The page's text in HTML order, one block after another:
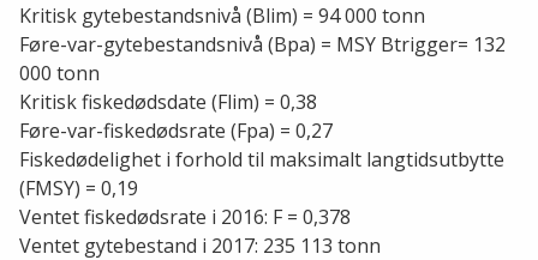
Kritisk gytebestandsnivå (Blim) = 94 000 tonn
Føre-var-gytebestandsnivå (Bpa) = MSY Btrigger= 132
000 tonn
Kritisk fiskedødsdate (Flim) = 0,38
Føre-var-fiskedødsrate (Fpa) = 0,27
Fiskedødelighet i forhold til maksimalt langtidsutbytte
(FMSY) = 0,19
Ventet fiskedødsrate i 2016: F = 0,378
Ventet gytebestand i 2017: 235 113 tonn